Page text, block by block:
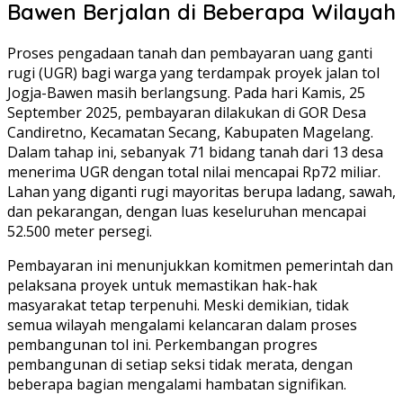
Bawen Berjalan di Beberapa Wilayah
Proses pengadaan tanah dan pembayaran uang ganti
rugi (UGR) bagi warga yang terdampak proyek jalan tol
Jogja-Bawen masih berlangsung. Pada hari Kamis, 25
September 2025, pembayaran dilakukan di GOR Desa
Candiretno, Kecamatan Secang, Kabupaten Magelang.
Dalam tahap ini, sebanyak 71 bidang tanah dari 13 desa
menerima UGR dengan total nilai mencapai Rp72 miliar.
Lahan yang diganti rugi mayoritas berupa ladang, sawah,
dan pekarangan, dengan luas keseluruhan mencapai
52.500 meter persegi.
Pembayaran ini menunjukkan komitmen pemerintah dan
pelaksana proyek untuk memastikan hak-hak
masyarakat tetap terpenuhi. Meski demikian, tidak
semua wilayah mengalami kelancaran dalam proses
pembangunan tol ini. Perkembangan progres
pembangunan di setiap seksi tidak merata, dengan
beberapa bagian mengalami hambatan signifikan.